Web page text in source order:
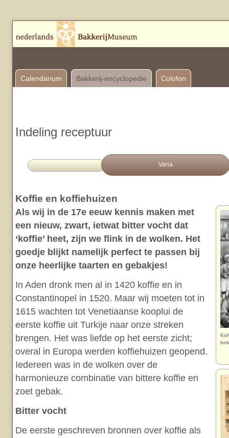
Calendarium Bakkerij-encyclopedie Colofon
Indeling receptuur
Varia
Koffie en koffiehuizen
Als wij in de 17e eeuw kennis maken met
een nieuw, zwart, ietwat bitter vocht dat
‘koffie’ heet, zijn we flink in de wolken. Het
goedje blijkt namelijk perfect te passen bij
onze heerlijke taarten en gebakjes!
In Aden dronk men al in 1420 koffie en in
Constantinopel in 1520. Maar wij moeten tot in
1615 wachten tot Venetiaanse kooplui de
eerste koffie uit Turkije naar onze streken
brengen. Het was liefde op het eerste zicht;
overal in Europa werden koffiehuizen geopend.
Iedereen was in de wolken over de
harmonieuze combinatie van bittere koffie en
zoet gebak.
Bitter vocht
De eerste geschreven bronnen over koffie als